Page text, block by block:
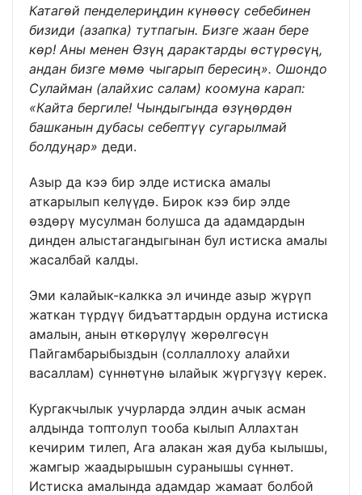
Катагөй пенделериңдин күнөөсү себебинен
бизиди (азапка) тутпагын. Бизге жаан бере
көр! Аны менен Өзүң дарактарды өстүрөсүң,
андан бизге мөмө чыгарып бересиң». Ошондо
Сулайман (алайхис салам) коомуна карап:
«Кайта бергиле! Чындыгында өзүңөрдөн
башканын дубасы себептүү сугарылмай
болдуңар» деди.
Азыр да кээ бир элде истиска амалы
аткарылып келүүдө. Бирок кээ бир элде
өздөрү мусулман болушса да адамдардын
динден алыстагандыгынан бул истиска амалы
жасалбай калды.
Эми калайык-калкка эл ичинде азыр жүрүп
жаткан түрдүү бидъаттардын ордуна истиска
амалын, анын өткөрүлүү жөрөлгөсүн
Пайгамбарыбыздын (соллаллоху алайхи
васаллам) сүннөтүнө ылайык жүргүзүү керек.
Кургакчылык учурларда элдин ачык асман
алдында топтолуп тооба кылып Аллахтан
кечирим тилеп, Ага алакан жая дуба кылышы,
жамгыр жаадырышын суранышы сүннөт.
Истиска амалында адамдар жамаат болбой